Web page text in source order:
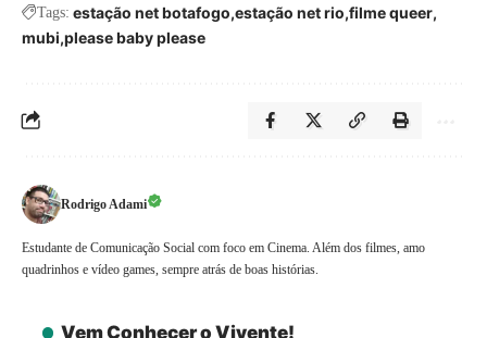
Tags: estação net botafogo estação net rio filme queer
mubi please baby please
Rodrigo Adami
Estudante de Comunicação Social com foco em Cinema. Além dos filmes, amo
quadrinhos e vídeo games, sempre atrás de boas histórias.
Vem Conhecer o Vivente!